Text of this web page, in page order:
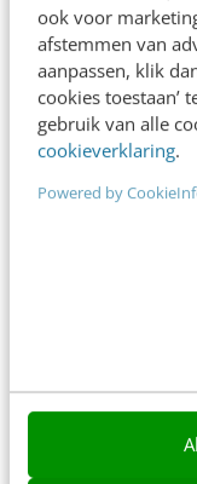
ook voor
afstemmen van
aanpassen, klik
cookies toestaan’
gebruik van alle
cookieverklaring.
Powered by
Contact
Contact